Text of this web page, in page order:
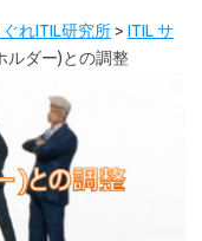
れITIL研究所> ITIL サ
ルダー)との調整